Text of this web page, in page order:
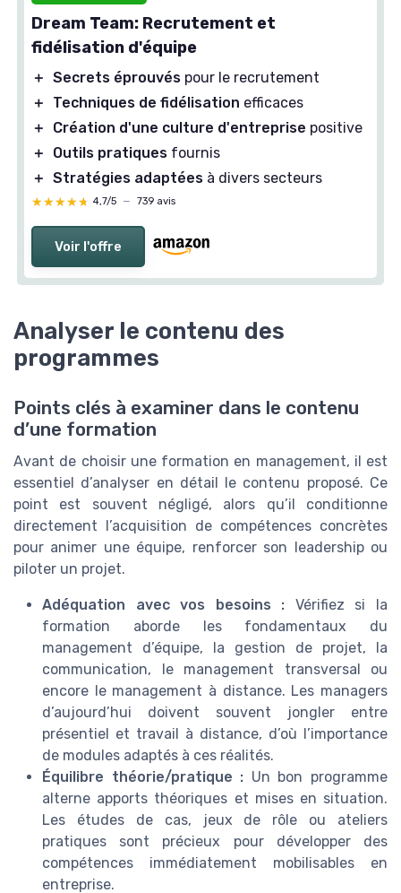
Dream Team: Recrutement et
fidélisation d'équipe
＋ Secrets éprouvés pour le recrutement
＋
Techniques de fidélisation efficaces
＋
Création d'une culture d'entreprise positive
＋
Outils pratiques fournis
＋ Stratégies adaptées à divers secteurs
★★★★★
★★★★★ 4,7/5 — 739 avis
Voir l'offre
Analyser le contenu des
programmes
Points clés à examiner dans le contenu
d’une formation
Avant de choisir une formation en management, il est
essentiel d’analyser en détail le contenu proposé. Ce
point est souvent négligé, alors qu’il conditionne
directement l’acquisition de compétences concrètes
pour animer une équipe, renforcer son leadership ou
piloter un projet.
Adéquation avec vos besoins : Vérifiez si la
formation aborde les fondamentaux du
management d’équipe, la gestion de projet, la
communication, le management transversal ou
encore le management à distance. Les managers
d’aujourd’hui doivent souvent jongler entre
présentiel et travail à distance, d’où l’importance
de modules adaptés à ces réalités.
Équilibre théorie/pratique : Un bon programme
alterne apports théoriques et mises en situation.
Les études de cas, jeux de rôle ou ateliers
pratiques sont précieux pour développer des
compétences immédiatement mobilisables en
entreprise.